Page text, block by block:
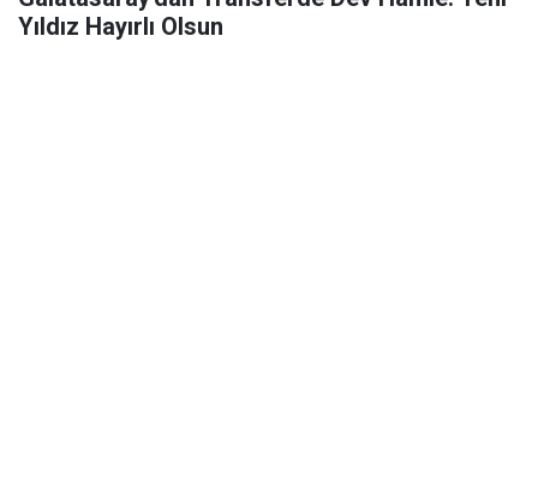
Yıldız Hayırlı Olsun